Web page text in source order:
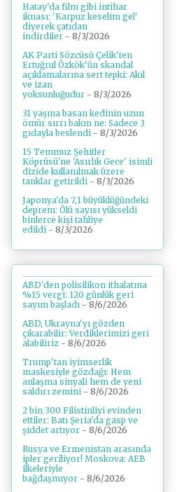
Hatay'da film gibi intihar
iknası: 'Karpuz keselim gel'
diyerek çatıdan
indirdiler - 8/3/2026
AK Parti Sözcüsü Çelik'ten
Ertuğrul Özkök'ün skandal
açıklamalarına sert tepki: Akıl
ve izan
yoksunluğudur - 8/3/2026
31 yaşına basan kedinin uzun
ömür sırrı bakın ne: Sadece 3
gıdayla beslendi - 8/3/2026
15 Temmuz Şehitler
Köprüsü'ne 'Asırlık Gece' isimli
dizide kullanılmak üzere
tanklar getirildi - 8/3/2026
Japonya'da 7,1 büyüklüğündeki
deprem: Ölü sayısı yükseldi
binlerce kişi tahliye
edildi - 8/3/2026
ABD'den polisilikon ithalatına
%15 vergi: 120 günlük geri
sayım başladı - 8/6/2026
ABD, Ukrayna'yı gözden
çıkarabilir: Verdiklerimizi geri
alabiliriz - 8/6/2026
Trump'tan iyimserlik
maskesiyle gözdağı: Hem
anlaşma sinyali hem de yeni
saldırı zemini - 8/6/2026
2 bin 300 Filistinliyi evinden
ettiler: Batı Şeria'da gasp ve
şiddet artıyor - 8/6/2026
Rusya ve Ermenistan arasında
ipler geriliyor! Moskova: AEB
ilkeleriyle
bağdaşmıyor - 8/6/2026